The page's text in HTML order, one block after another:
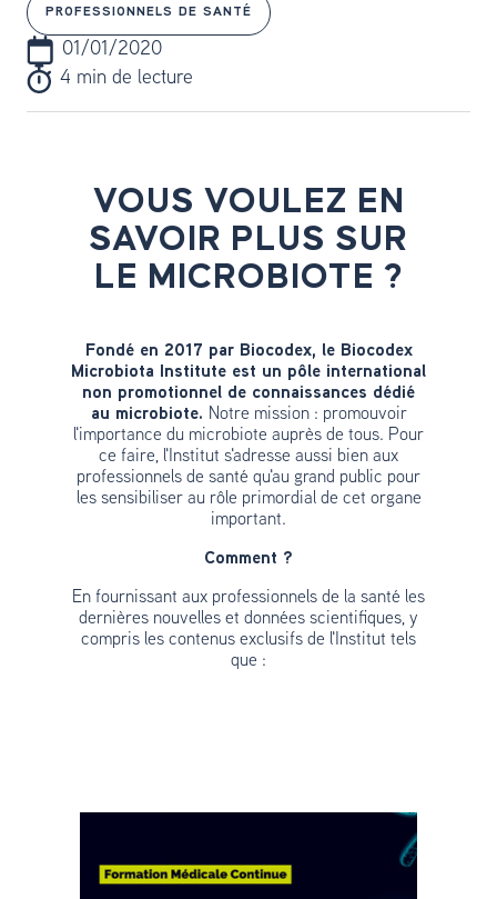
PROFESSIONNELS DE SANTÉ
01/01/2020
4 min de lecture
VOUS VOULEZ EN
SAVOIR PLUS SUR
LE MICROBIOTE ?
Fondé en 2017 par Biocodex, le Biocodex
Microbiota Institute est un pôle international
non promotionnel de connaissances dédié
au microbiote. Notre mission : promouvoir
l'importance du microbiote auprès de tous. Pour
ce faire, l'Institut s'adresse aussi bien aux
professionnels de santé qu'au grand public pour
les sensibiliser au rôle primordial de cet organe
important.
Comment ?
En fournissant aux professionnels de la santé les
dernières nouvelles et données scientifiques, y
compris les contenus exclusifs de l'Institut tels
que :